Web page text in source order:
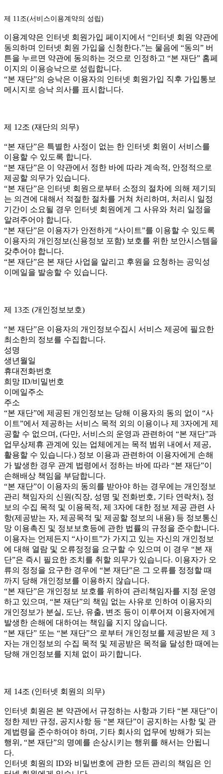
제 11조(서비스이용계약의 성립)
이용계약은 인터넷 회원가입 페이지에서 “인터넷 회원 약관에
동의하며 인터넷 회원 가입을 신청한다.”는 물음에 “동의” 버
튼을 누르면 약관에 동의하는 것으로 인정하고 “본 재단” 홈페
이지의 이용승낙으로 성립합니다.
“본 재단”의 승낙은 이용자의 인터넷 회원가입 직후 가입통보
메시지로 승낙 의사를 표시합니다.
제 12조 (재단의 의무)
“본 재단”은 특별한 사정이 없는 한 인터넷 회원이 서비스를
이용할 수 있도록 합니다.
“본 재단”은 이 약관에서 정한 바에 따라 계속적, 안정적으로
제공할 의무가 있습니다.
“본 재단”은 인터넷 회원으로부터 소정의 절차에 의해 제기되
는 의견에 대해서 적절한 절차를 거쳐 처리하며, 처리시 일정
기간이 소요될 경우 인터넷 회원에게 그 사유와 처리 일정을
알려주어야 합니다.
“본 재단”은 이용자가 안전하게 “사이트”를 이용할 수 있도록
이용자의 개인정보(신용정보 포함) 보호를 위한 보안시스템을
갖추어야 합니다.
“본 재단”은 본 재단 사업을 알리고 후원을 요청하는 공익성
이메일을 발송할 수 있습니다.
제 13조 (개인정보보호)
“본 재단”은 이용자의 개인정보수집시 서비스 제공에 필요한
최소한의 정보를 수집합니다.
성명
생년월일
휴대전화번호
희망 ID/비밀번호
이메일주소
주소
“본 재단”에 제공된 개인정보는 당해 이용자의 동의 없이 “사
이트”에서 제공하는 서비스 목적 외의 이용이나 제 3자에게 제
공할 수 없으며, (다만, 서비스의 운영과 관련하여 “본 재단”과
업무상제휴 관계에 있는 업체에게는 목적 범위 내에서 제공,
활용할 수 있습니다.) 정보 이용과 관련하여 이용자에게 손해
가 발생한 경우 관계 법령에서 정하는 바에 따라 “본 재단”이
손해배상 책임을 부담합니다.
“본 재단”이 이용자의 동의를 받아야 하는 경우에는 개인정보
관리 책임자의 신원(직장, 성명 및 전화번호, 기타 연락처), 정
보의 수집 목적 및 이용목적, 제 3자에 대한 정보 제공 관련 사
항(제공받는 자, 제공목적 및 제공할 정보의 내용) 등 정보통신
망 이용촉진 및 정보보호등에 관한 법률의 규정을 준수합니다.
이용자는 언제든지 “사이트”가 가지고 있는 자신의 개인정보
에 대해 열람 및 오류정정을 요구할 수 있으며 이 경우 “본 재
단”은 즉시 필요한 조치를 취할 의무가 있습니다. 이용자가 오
류의 정정을 요구한 경우에 “본 재단”은 그 오류를 정정할 때
까지 당해 개인정보를 이용하지 않습니다.
“본 재단”은 개인정보 보호를 위하여 관리책임자를 지정 운영
하고 있으며, “본 재단”의 책임 없는 사유로 인하여 이용자의
개인정보가 분실, 도난, 유출, 변조 등이 이루어져 이용자에게
발생한 손해에 대하여는 책임을 지지 않습니다.
“본 재단” 또는 “본 재단”으 로부터 개인정보를 제공받은 제 3
자는 개인정보의 수집 목적 및 제공받은 목적을 달성한 때에는
당해 개인정보를 지체 없이 파기합니다.
제 14조 (인터넷 회원의 의무)
인터넷 회원은 본 약관에서 규정하는 사항과 기타 “본 재단”이
정한 제반 규정, 공지사항 등 “본 재단”이 공지하는 사항 및 관
계법령을 준수하여야 하며, 기타 회사의 업무에 방해가 되는
행위, “본 재단”의 명예를 손상시키는 행위를 해서는 안됩니
다.
인터넷 회원의 ID와 비밀번호에 관한 모든 관리의 책임은 인